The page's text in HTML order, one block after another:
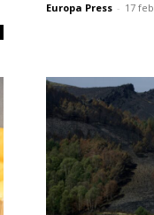
Europa Press - 17